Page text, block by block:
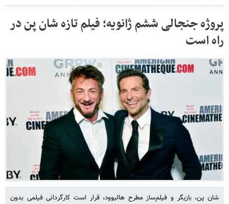
پروژه جنجالی ششم ژانویه؛ فیلم تازه شان پن در
راه است
شان پن، بازیگر و فیلم‌ساز مطرح هالیوود، قرار است کارگردانی فیلمی بدون